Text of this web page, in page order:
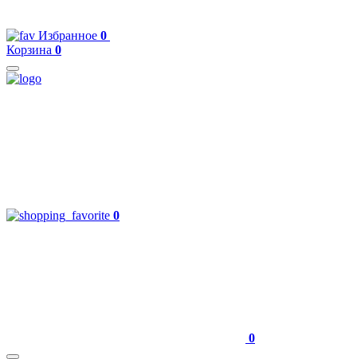
Избранное 0
Корзина 0
0
0